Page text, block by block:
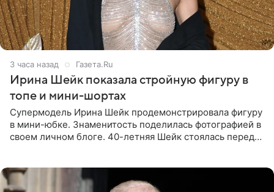
3 часа назад Газета.Ru
Ирина Шейк показала стройную фигуру в
топе и мини-шортах
Супермодель Ирина Шейк продемонстрировала фигуру
в мини-юбке. Знаменитость поделилась фотографией в
своем личном блоге. 40-летняя Шейк стоялась перед